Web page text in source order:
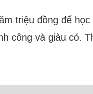
triệu đồng để
công và giàu có.